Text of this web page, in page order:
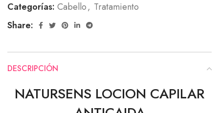
Categorías: Cabello, Tratamiento
Share:
DESCRIPCIÓN
NATURSENS LOCION CAPILAR